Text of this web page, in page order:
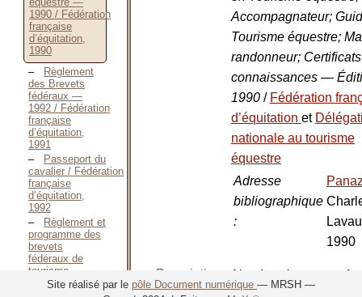
1990 / Fédération
française
d’équitation,
1990
Règlement
des Brevets
fédéraux —
1992 / Fédération
française
d’équitation,
1991
Passeport du
cavalier / Fédération
française
d’équitation,
1992
Règlement et
programme des
brevets
fédéraux de
tourisme
équestre —
Accompagnateur;
Tourisme équestre;
randonneur;
connaissances —
1990 / Fédération
d’équitation et
nationale au tourisme
équestre
Adresse
bibliographique
:
1990
Description
matérielle
Nombre de
1
Site réalisé par le pôle Document numérique — MRSH —